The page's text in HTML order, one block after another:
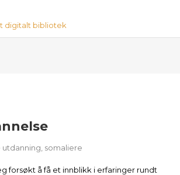
digitalt bibliotek
utdanning somaliere
forsøkt å få et innblikk i erfaringer rundt